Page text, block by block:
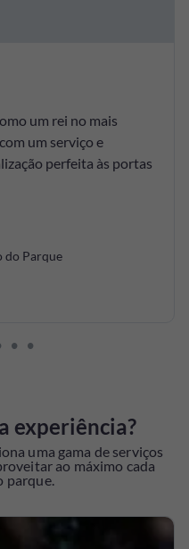
um rei no mais
um serviço e
perfeita às portas
do Parque
experiência?
uma gama de serviços
ao máximo cada
parque.